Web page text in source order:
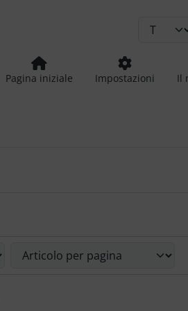
Pagina iniziale Impostazioni Il